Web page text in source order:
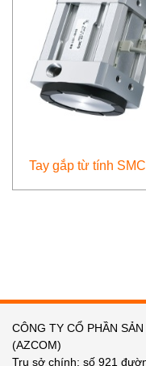
Tay gắp từ tính
CÔNG TY CỔ PHẦN
(AZCOM)
Trụ sở chính: số 921